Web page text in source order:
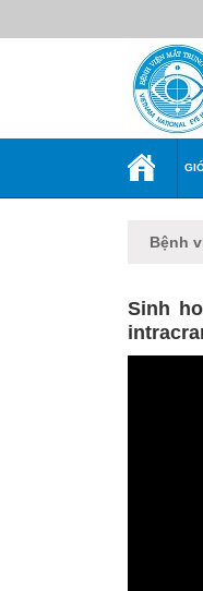
TRANG
Bệnh
Sinh